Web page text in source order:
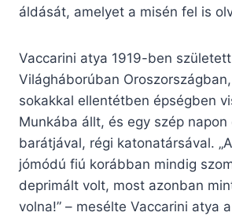
áldását, amelyet a misén fel is
Vaccarini atya 1919-ben
Világháborúban
sokakkal ellentétben épségben
Munkába állt, és egy szép
barátjával, régi katonatársával.
jómódú fiú korábban mindig
deprimált volt, most azonban
volna!” – mesélte Vaccarini atya a